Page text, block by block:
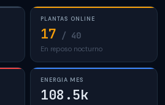
PLANTAS ONLINE
17 / 40
En reposo nocturno
ENERGIA MES
108.5k